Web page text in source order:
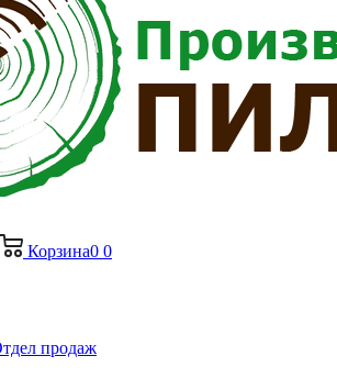
Корзина0 0
продаж